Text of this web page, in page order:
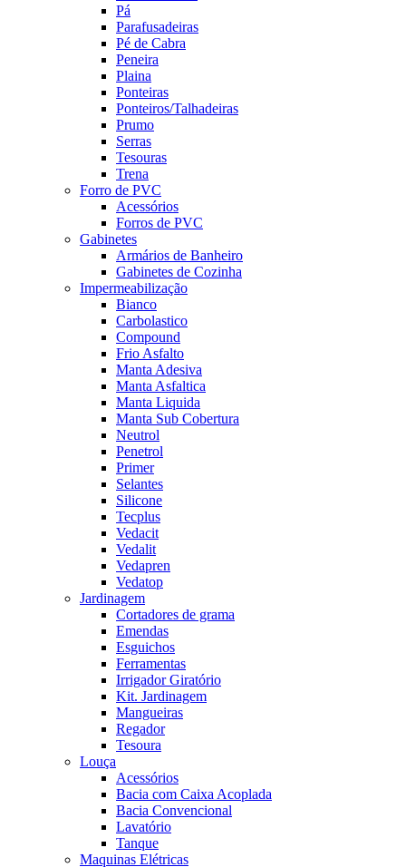
Pá
Parafusadeiras
Pé de Cabra
Peneira
Plaina
Ponteiras
Ponteiros/Talhadeiras
Prumo
Serras
Tesouras
Trena
Forro de PVC
Acessórios
Forros de PVC
Gabinetes
Armários de Banheiro
Gabinetes de Cozinha
Impermeabilização
Bianco
Carbolastico
Compound
Frio Asfalto
Manta Adesiva
Manta Asfaltica
Manta Liquida
Manta Sub Cobertura
Neutrol
Penetrol
Primer
Selantes
Silicone
Tecplus
Vedacit
Vedalit
Vedapren
Vedatop
Jardinagem
Cortadores de grama
Emendas
Esguichos
Ferramentas
Irrigador Giratório
Kit. Jardinagem
Mangueiras
Regador
Tesoura
Louça
Acessórios
Bacia com Caixa Acoplada
Bacia Convencional
Lavatório
Tanque
Maquinas Elétricas